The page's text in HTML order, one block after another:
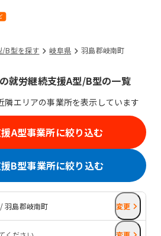
/B型を探す 岐阜県 羽島郡岐南町
就労継続支援A型/B型の一覧
隣エリアの事業所を表示しています
A型事業所に絞り込む
B型事業所に絞り込む
羽島郡岐南町 変更